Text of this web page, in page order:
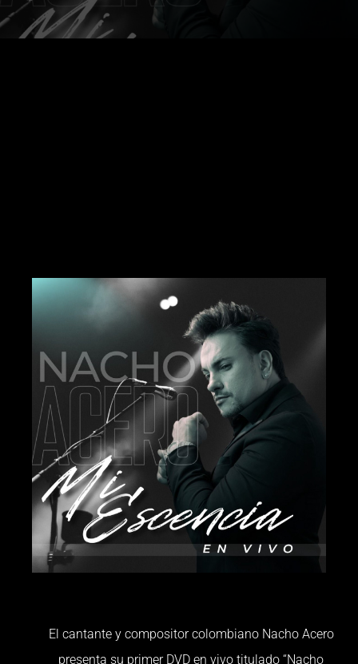
El cantante y compositor colombiano Nacho Acero
presenta su primer DVD en vivo titulado “Nacho